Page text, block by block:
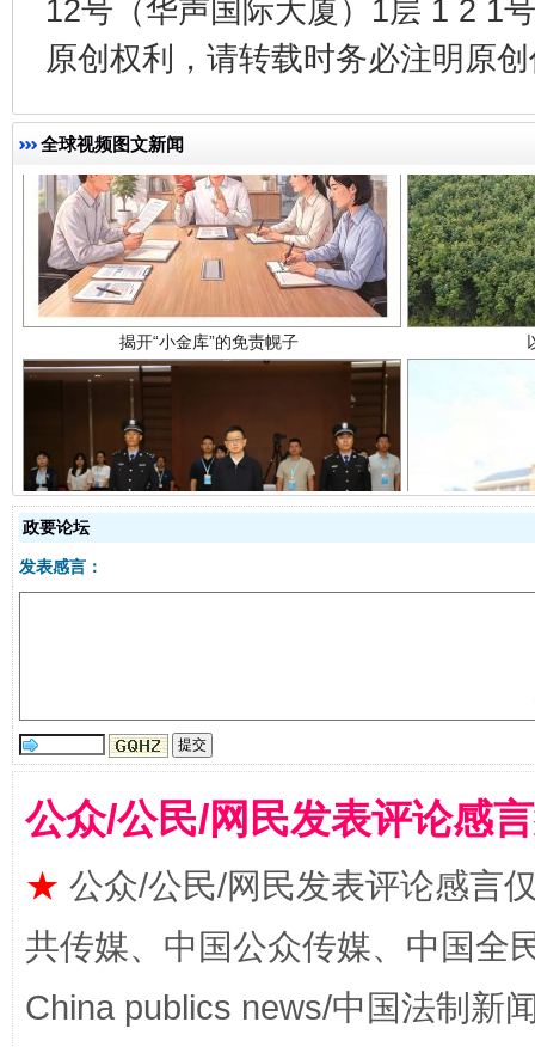
12号（华声国际大厦）1层 1 2 1
原创权利，请转载时务必注明原
全球视频图文新闻
受贿1.44亿！段成刚被判无期 从幼
全民健身五年计划来了！等你上场
政要论坛
发表感言：
公众/公民/网民发表评论感
★ 公众/公民/网民发表评论感言
共传媒、中国公众传媒、中国全
China publics news/中国法制新